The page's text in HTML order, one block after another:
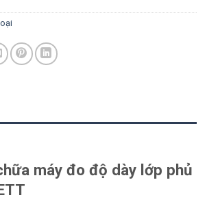
máy đo độ dày lớp phủ